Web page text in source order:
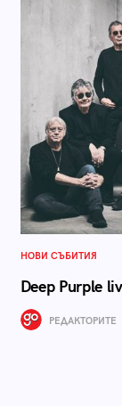
НОВИ СЪБИТИЯ
Deep Purple
РЕДАКТОРИТЕ